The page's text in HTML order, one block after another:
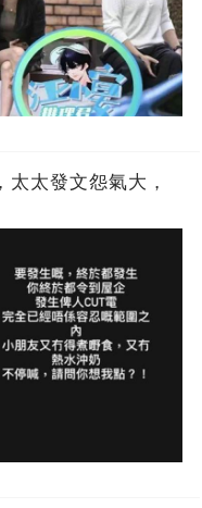
太發文怨氣大，